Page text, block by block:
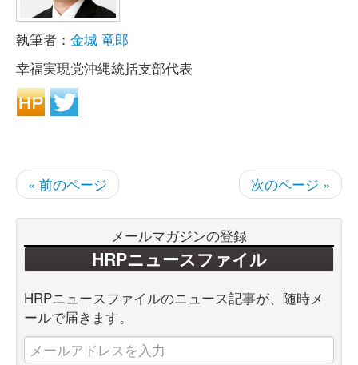
執筆者： 金城 竜郎
幸福実現党沖縄統括支部代表
« 前のページ 次のページ »
メールマガジンの登録
HRPニュースファイル
HRPニュースファイルのニュース記事が、随時メ
ールで届きます。